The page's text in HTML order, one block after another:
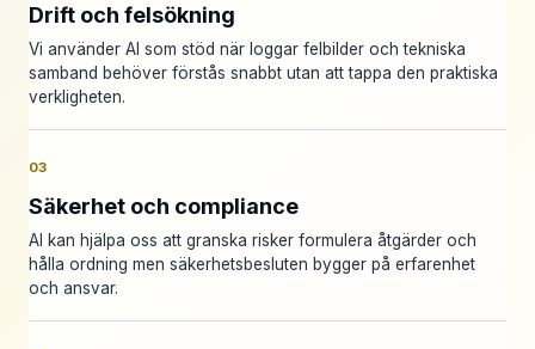
Drift och felsökning
Vi använder AI som stöd när loggar felbilder och tekniska
samband behöver förstås snabbt utan att tappa den praktiska
verkligheten.
03
Säkerhet och compliance
AI kan hjälpa oss att granska risker formulera åtgärder och
hålla ordning men säkerhetsbesluten bygger på erfarenhet
och ansvar.